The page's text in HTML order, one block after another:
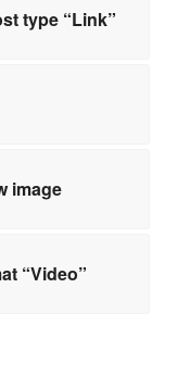
type “Link”
image
“Video”